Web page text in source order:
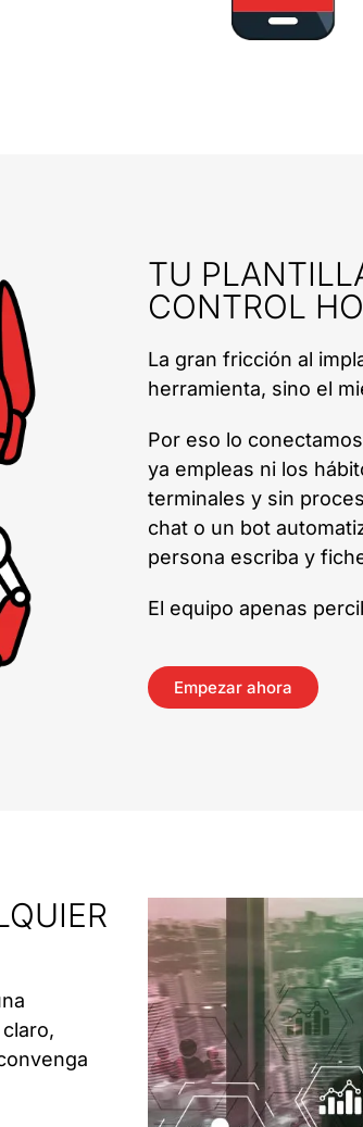
TU
CONTROL
La gran fricción al
herramienta, sino el
Por eso lo
ya empleas ni los
terminales y sin
chat o un bot
persona escriba y
El equipo apenas
Empezar ahora